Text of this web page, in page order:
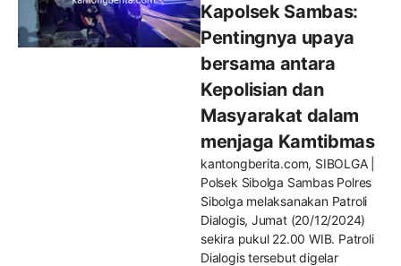
Kapolsek Sambas:
Pentingnya upaya
bersama antara
Kepolisian dan
Masyarakat dalam
menjaga Kamtibmas
kantongberita.com, SIBOLGA |
Polsek Sibolga Sambas Polres
Sibolga melaksanakan Patroli
Dialogis, Jumat (20/12/2024)
sekira pukul 22.00 WIB. Patroli
Dialogis tersebut digelar